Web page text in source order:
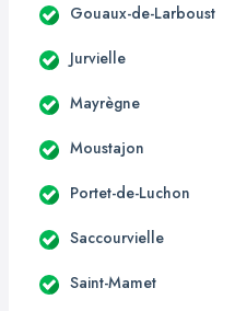
Gouaux-de-Larboust
Jurvielle
Mayrègne
Moustajon
Portet-de-Luchon
Saccourvielle
Saint-Mamet